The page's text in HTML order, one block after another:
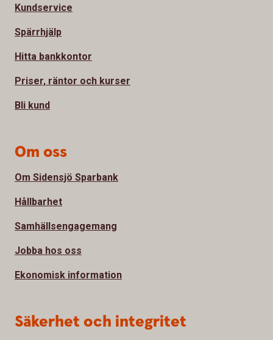
Kundservice
Spärrhjälp
Hitta bankkontor
Priser, räntor och kurser
Bli kund
Om oss
Om Sidensjö Sparbank
Hållbarhet
Samhällsengagemang
Jobba hos oss
Ekonomisk information
Säkerhet och integritet